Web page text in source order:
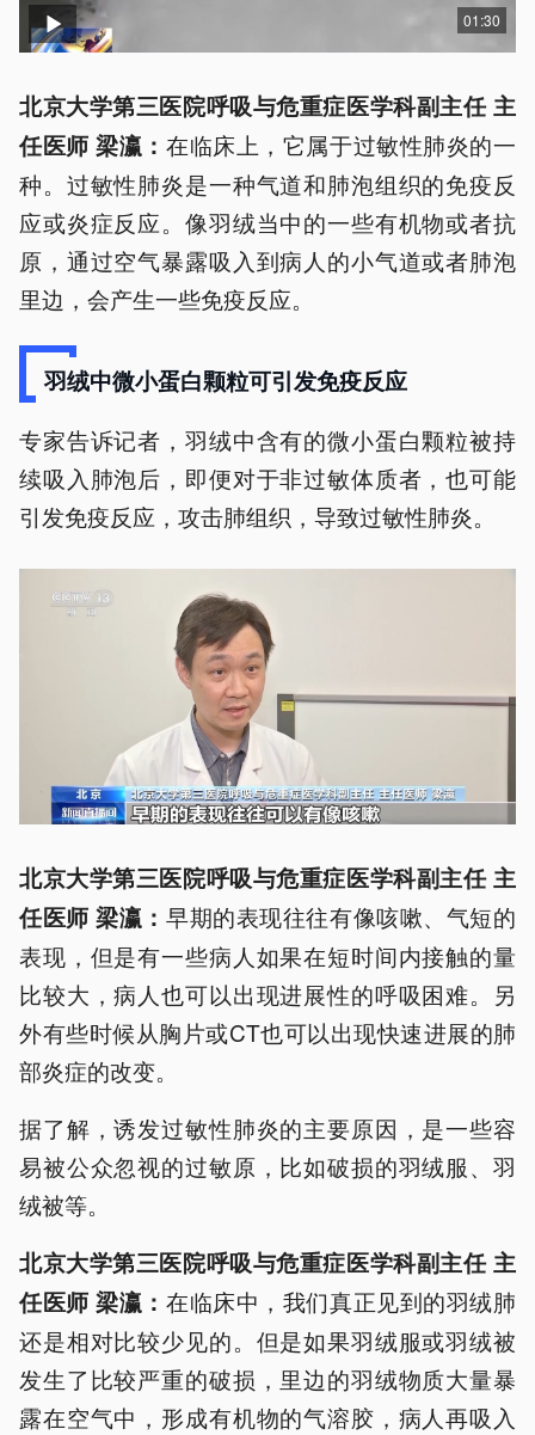
01:30
北京大学第三医院呼吸与危重症医学科副主任 主
任医师 梁瀛： 在临床上，它属于过敏性肺炎的一
种。过敏性肺炎是一种气道和肺泡组织的免疫反
应或炎症反应。像羽绒当中的一些有机物或者抗
原，通过空气暴露吸入到病人的小气道或者肺泡
里边，会产生一些免疫反应。
羽绒中微小蛋白颗粒可引发免疫反应
专家告诉记者，羽绒中含有的微小蛋白颗粒被持
续吸入肺泡后，即便对于非过敏体质者，也可能
引发免疫反应，攻击肺组织，导致过敏性肺炎。
北京大学第三医院呼吸与危重症医学科副主任 主
任医师 梁瀛： 早期的表现往往有像咳嗽、气短的
表现，但是有一些病人如果在短时间内接触的量
比较大，病人也可以出现进展性的呼吸困难。另
外有些时候从胸片或CT也可以出现快速进展的肺
部炎症的改变。
据了解，诱发过敏性肺炎的主要原因，是一些容
易被公众忽视的过敏原，比如破损的羽绒服、羽
绒被等。
北京大学第三医院呼吸与危重症医学科副主任 主
任医师 梁瀛： 在临床中，我们真正见到的羽绒肺
还是相对比较少见的。但是如果羽绒服或羽绒被
发生了比较严重的破损，里边的羽绒物质大量暴
露在空气中，形成有机物的气溶胶，病人再吸入